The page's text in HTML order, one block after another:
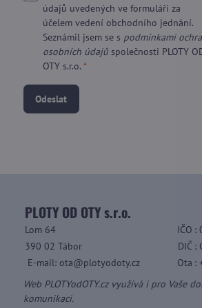
údajů uvedených ve formuláři za
účelem vedení obchodního jednání.
Seznámil jsem se s podmínkami
osobních údajů společnosti PLOTY
OTY s.r.o. *
Odeslat
PLOTY OD OTY s.r.o.
Lom 64 IČO :
390 02 Tábor
DIČ :
E-mail: ota@plotyodoty.cz
Ota :
Web PLOTYodOTY.cz využívá i pro Vaše
komunikaci.